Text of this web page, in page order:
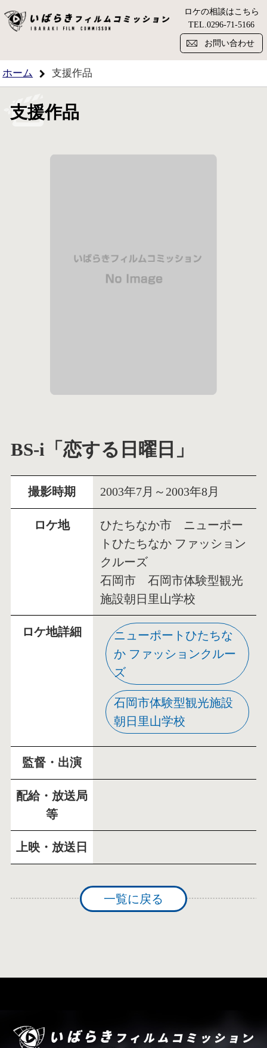
い
ロケの相談はこちら
TEL.0296-71-5166
お問い合わせ
ホーム 支援作品
支援作品
BS-i「恋する日曜日」
撮影時期 2003年7月～2003年8月
ロケ地
ひたちなか市 ニューポー
トひたちなか ファッション
クルーズ
石岡市 石岡市体験型観光
施設朝日里山学校
ロケ地詳細
ニューポートひたちな
か ファッションクルー
ズ
石岡市体験型観光施設
朝日里山学校
監督・出演
配給・放送局
等
上映・放送日
一覧に戻る